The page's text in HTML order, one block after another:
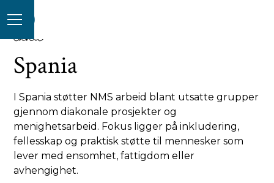
land
Spania
I Spania støtter NMS arbeid blant utsatte grupper
gjennom diakonale prosjekter og
menighetsarbeid. Fokus ligger på inkludering,
fellesskap og praktisk støtte til mennesker som
lever med ensomhet, fattigdom eller
avhengighet.